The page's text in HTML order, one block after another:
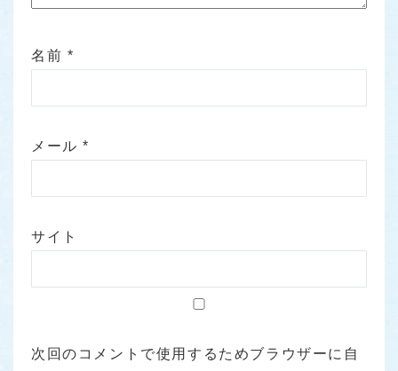
名前 *
メール*
サイト
次回のコメントで使用するためブラウザーに自